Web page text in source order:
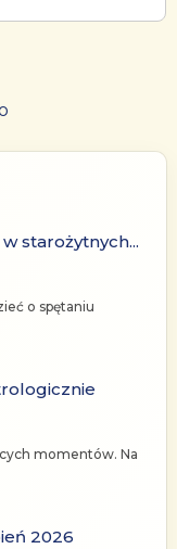
starożytnych...
o spętaniu
momentów. Na
2026